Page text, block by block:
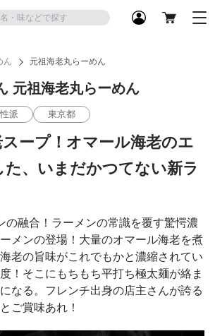
ん 元祖海老丸らーめん
元祖海老丸らーめん
派 東京都
ープ！オマール海老のエ
た、いまだかつてない新ラ
の融合！ラーメンの常識を覆す驚愕濃
メンの登場！大量のオマール海老を煮
老の旨味がこれでもかと濃縮されてい
！そこにもちもち平打ち極太麺が絡ま
なる。フレンチ出身の店主さんが誇る
ご賞味あれ！